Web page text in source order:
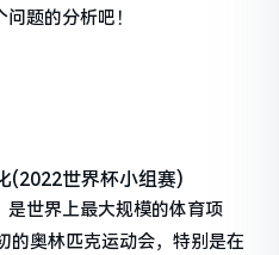
题的分析吧！
是世界上最大规模的体育项
的奥林匹克运动会，特别是在